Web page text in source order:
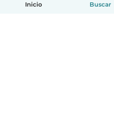
Inicio Buscar